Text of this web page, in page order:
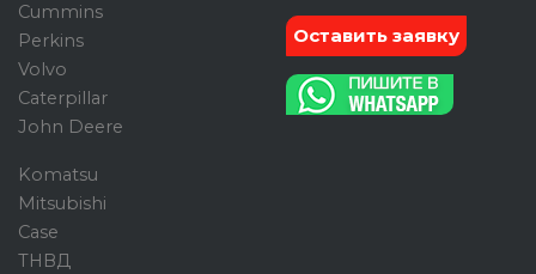
Cummins
Perkins
Volvo
Caterpillar
John Deere
Komatsu
Mitsubishi
Case
ТНВД
Оставить заявку